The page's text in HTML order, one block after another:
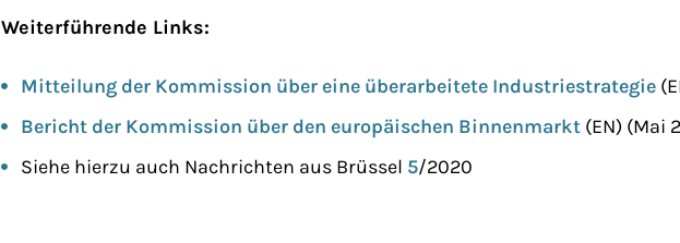
Weiterführende Links:
Mitteilung der Kommission über eine überarbeitete Industriestrategie
Bericht der Kommission über den europäischen Binnenmarkt (EN) (Mai
Siehe hierzu auch Nachrichten aus Brüssel 5/2020